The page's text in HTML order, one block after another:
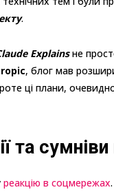
.
Explainsне
, блог мав
ці плани,
та
реакцію в соцмережах